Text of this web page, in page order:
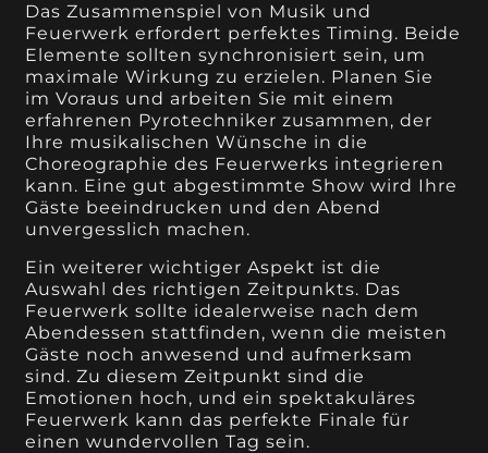
Das Zusammenspiel von Musik und
Feuerwerk erfordert perfektes Timing. Beide
Elemente sollten synchronisiert sein, um
maximale Wirkung zu erzielen. Planen Sie
im Voraus und arbeiten Sie mit einem
erfahrenen Pyrotechniker zusammen, der
Ihre musikalischen Wünsche in die
Choreographie des Feuerwerks integrieren
kann. Eine gut abgestimmte Show wird Ihre
Gäste beeindrucken und den Abend
unvergesslich machen.
Ein weiterer wichtiger Aspekt ist die
Auswahl des richtigen Zeitpunkts. Das
Feuerwerk sollte idealerweise nach dem
Abendessen stattfinden, wenn die meisten
Gäste noch anwesend und aufmerksam
sind. Zu diesem Zeitpunkt sind die
Emotionen hoch, und ein spektakuläres
Feuerwerk kann das perfekte Finale für
einen wundervollen Tag sein.